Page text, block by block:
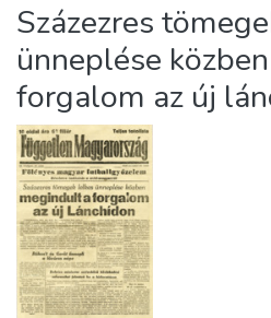
About us
Százezres
ünneplése
forgalom az új